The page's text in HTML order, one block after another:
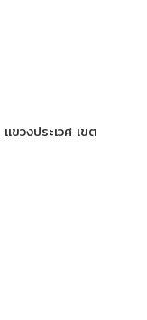
แขวงประเวศ เขต